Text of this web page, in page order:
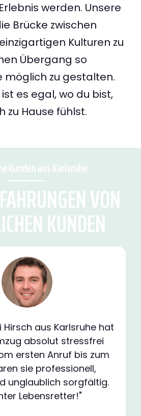
werden. Unsere
Brücke zwischen
Kulturen zu
Übergang so
möglich zu gestalten.
es egal, wo du bist,
zu Hause fühlst.
Kunden aus Karlsruhe
VON
KUNDEN
Hirsch aus Karlsruhe hat
absolut stressfrei
ersten Anruf bis zum
sie professionell,
unglaublich sorgfältig.
Lebensretter!"